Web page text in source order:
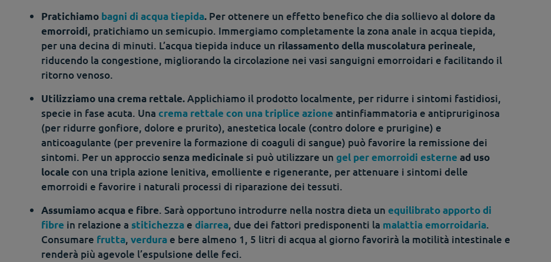
Pratichiamo bagni di acqua tiepida. Per ottenere un effetto benefico che dia sollievo aldolore da
emorroidi, pratichiamo un semicupio. Immergiamo completamente la zona anale in acqua tiepida,
per una decina di minuti. L’acqua tiepida induce un rilassamento della muscolatura perineale,
riducendo la congestione, migliorando la circolazione nei vasi sanguigni emorroidari e facilitando il
ritorno venoso.
Utilizziamo una crema rettale.Applichiamo il prodotto localmente, per ridurre i sintomi fastidiosi,
specie in fase acuta. Una crema rettale con una triplice azione antinfiammatoria e antipruriginosa
(per ridurre gonfiore, dolore e prurito), anestetica locale (contro dolore e prurigine) e
anticoagulante (per prevenire la formazione di coaguli di sangue) può favorire la remissione dei
sintomi. Per un approccio senza medicinale si può utilizzare un gel per emorroidi esterne ad uso
locale con una tripla azione lenitiva, emolliente e rigenerante, per attenuare i sintomi delle
emorroidi e favorire i naturali processi di riparazione dei tessuti.
Assumiamo acqua e fibre. Sarà opportuno introdurre nella nostra dieta un equilibrato apporto di
fibre in relazione a stitichezza e diarrea, due dei fattori predisponenti la malattia emorroidaria.
Consumare frutta, verdura e bere almeno 1, 5 litri di acqua al giorno favorirà la motilità intestinale e
renderà più agevole l’espulsione delle feci.